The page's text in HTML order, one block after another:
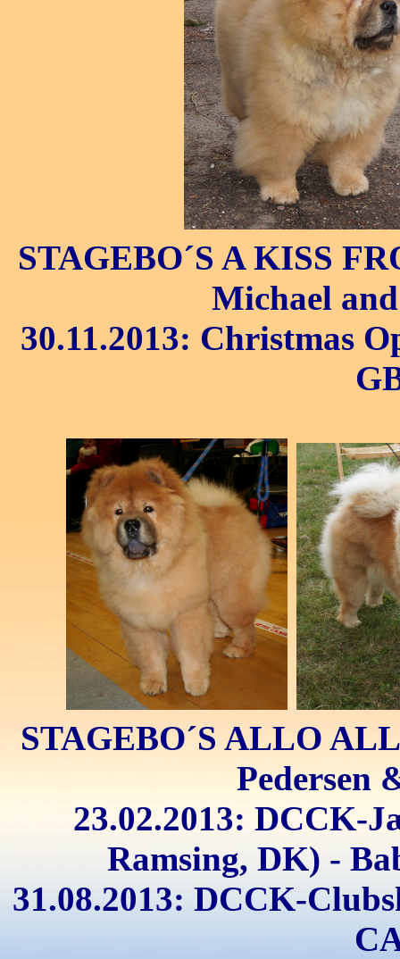
STAGEBO´S A KISS
Michael
30.11.2013: Christmas
STAGEBO´S ALLO
Pedersen
23.02.2013: DCCK-
Ramsing, DK) -
31.08.2013: DCCK-